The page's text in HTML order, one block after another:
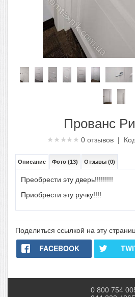
Прованс
0отзывов | Код
Описание Фото (13) Отзывы (0)
Преобрести эту дверь!!!!!!!!!
Приобрести эту ручку!!!!
Поделиться ссылкой на эту
FACEBOOK
0 800 754